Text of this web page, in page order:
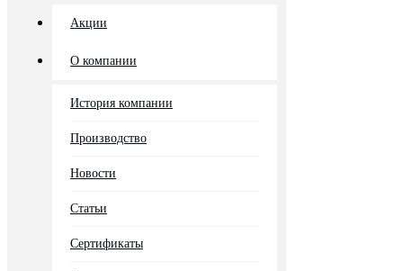
Акции
О компании
История компании
Производство
Новости
Статьи
Сертификаты